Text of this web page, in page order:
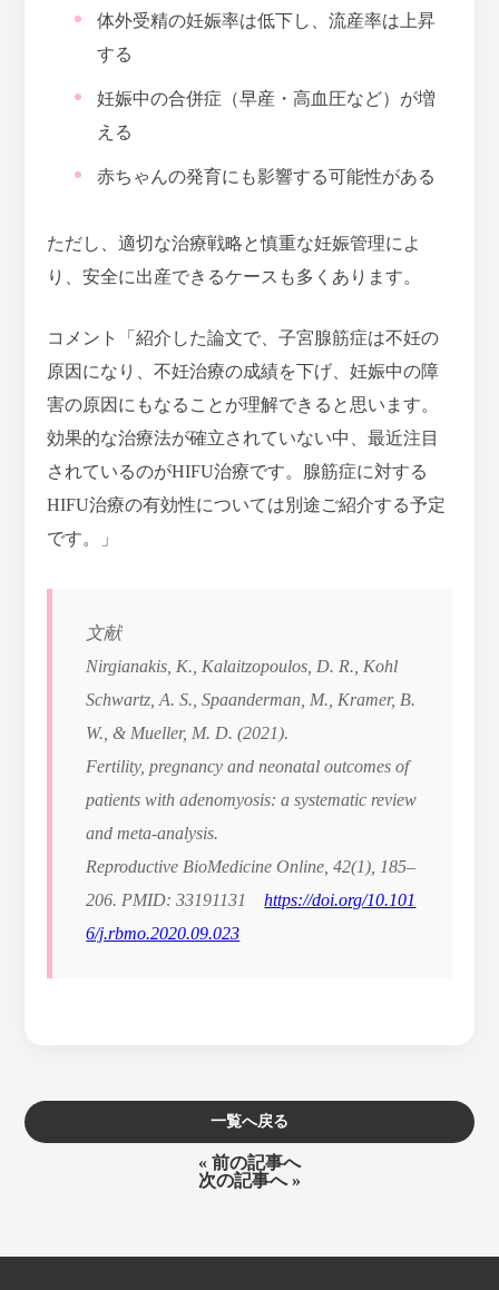
体外受精の妊娠率は低下し、流産率は上昇
する
妊娠中の合併症（早産・高血圧など）が増
える
赤ちゃんの発育にも影響する可能性がある
ただし、適切な治療戦略と慎重な妊娠管理によ
り、安全に出産できるケースも多くあります。
コメント「紹介した論文で、子宮腺筋症は不妊の
原因になり、不妊治療の成績を下げ、妊娠中の障
害の原因にもなることが理解できると思います。
効果的な治療法が確立されていない中、最近注目
されているのがHIFU治療です。腺筋症に対する
HIFU治療の有効性については別途ご紹介する予定
です。」
文献
Nirgianakis, K., Kalaitzopoulos, D. R., Kohl
Schwartz, A. S., Spaanderman, M., Kramer, B.
W., & Mueller, M. D. (2021).
Fertility, pregnancy and neonatal outcomes of
patients with adenomyosis: a systematic review
and meta-analysis.
Reproductive BioMedicine Online, 42(1), 185–
206. PMID: 33191131https://doi.org/10.101
6/j.rbmo.2020.09.023
« 前の記事へ
一覧へ戻る
次の記事へ »